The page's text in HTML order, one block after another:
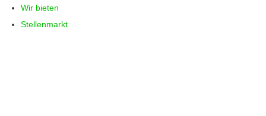
Wir bieten
Stellenmarkt